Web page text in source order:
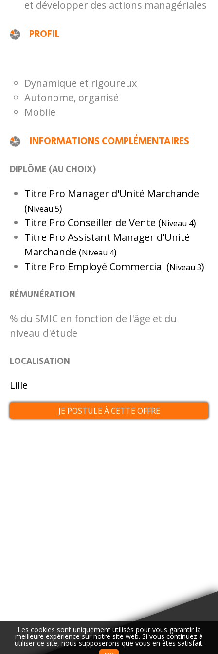
et développer des actions managériales
PROFIL
Dynamique et rigoureux
Autonome, organisé
Mobile
INFORMATIONS COMPLÉMENTAIRES
DIPLÔME (AU CHOIX)
Titre Pro Manager d'Unité Marchande
(Niveau 5)
Titre Pro Conseiller de Vente (Niveau 4)
Titre Pro Assistant Manager d'Unité
Marchande (Niveau 4)
Titre Pro Employé Commercial (Niveau 3)
RÉMUNÉRATION
% du SMIC en fonction de l'âge et du
niveau d'étude
LOCALISATION
Lille
JE POSTULE À CETTE OFFRE
Les cookies sont uniquement utilisés pour vous garantir la
meilleure expérience sur notre site web. Si vous continuez à
utiliser ce site, nous supposerons que vous en êtes satisfait.